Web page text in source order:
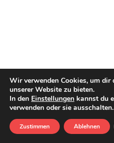
Wir verwenden Cookies, um
unserer Website zu bieten.
In den Einstellungen kannst du
verwenden oder sie ausschalten.
Zustimmen Ablehnen